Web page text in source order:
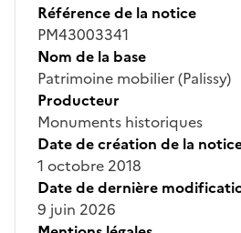
Référence de la notice
PM43003341
Nom de la base
Patrimoine mobilier (Palissy)
Producteur
Monuments historiques
Date de création de la
1 octobre 2018
Date de dernière
9 juin 2026